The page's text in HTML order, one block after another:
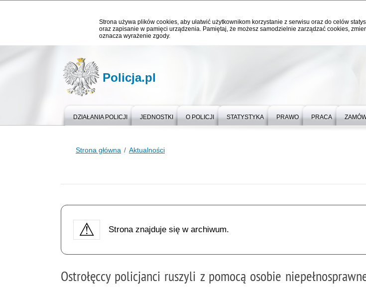
Strona używa plików cookies, aby ułatwić użytkownikom korzystanie z serwisu oraz do celów
oraz zapisanie w pamięci urządzenia. Pamiętaj, że możesz samodzielnie zarządzać cookies,
oznacza wyrażenie zgody.
Policja.pl
DZIAŁANIA POLICJI JEDNOSTKI O POLICJI STATYSTYKA PRAWO PRACA
Strona główna Aktualności
Strona znajduje się w archiwum.
Ostrołęccy policjanci ruszyli z pomocą osobie